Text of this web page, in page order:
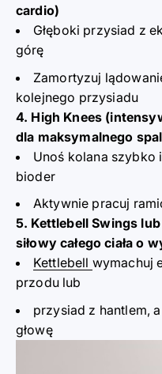
cardio)
Głęboki przysiad z
górę
Zamortyzuj
kolejnego przysiadu
4. High Knees
dla maksymalnego
Unoś kolana
bioder
Aktywnie pracuj
5. Kettlebell Swings
siłowy całego ciała o
Kettlebell wymachuj
przodu lub
przysiad z hantlem,
głowę